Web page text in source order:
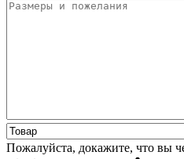
Пожалуйста, докажите, что вы